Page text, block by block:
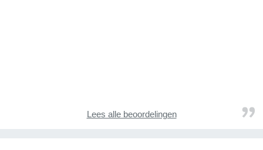
Lees alle beoordelingen